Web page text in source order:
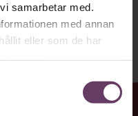
samarbetar med.
med annan
eller som de har